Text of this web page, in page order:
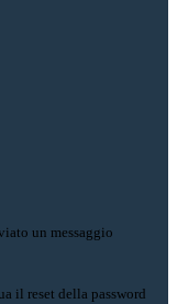
un messaggio
il reset della password